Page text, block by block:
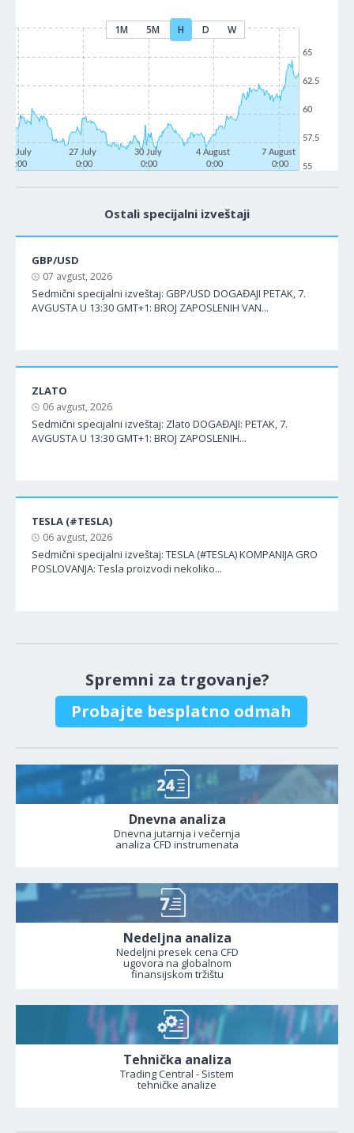
1M 5M H D W
22 July
0:00
27 July
0:00
30 July
0:00
4 August
0:00
7 August
0:00
55
57.5
60
62.5
65
Ostali specijalni izveštaji
GBP/USD
07 avgust, 2026
Sedmični specijalni izveštaj: GBP/USD DOGAĐAJI PETAK, 7.
AVGUSTA U 13:30 GMT+1: BROJ ZAPOSLENIH VAN...
ZLATO
06 avgust, 2026
Sedmični specijalni izveštaj: Zlato DOGAĐAJI: PETAK, 7.
AVGUSTA U 13:30 GMT+1: BROJ ZAPOSLENIH...
TESLA (#TESLA)
06 avgust, 2026
Sedmični specijalni izveštaj: TESLA (#TESLA) KOMPANIJA GRO
POSLOVANJA: Tesla proizvodi nekoliko...
Spremni za trgovanje?
Probajte besplatno odmah
Dnevna analiza
Dnevna jutarnja i večernja
analiza CFD instrumenata
Nedeljna analiza
Nedeljni presek cena CFD
ugovora na globalnom
finansijskom tržištu
Tehnička analiza
Trading Central - Sistem
tehničke analize